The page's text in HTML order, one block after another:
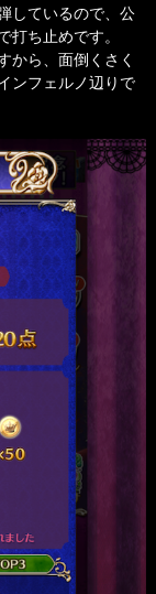
しているので、公
ち止めです。
から、面倒くさく
ンフェルノ辺りで